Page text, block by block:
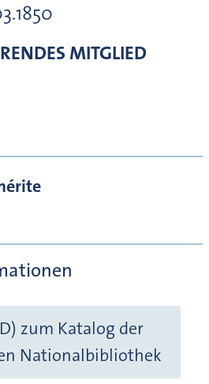
MITGLIED
zum Katalog der
Nationalbibliothek